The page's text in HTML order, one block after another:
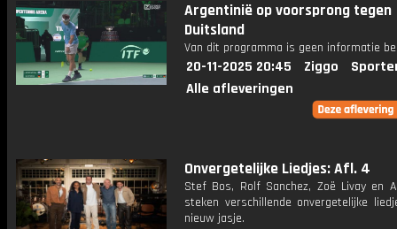
Argentinië op voorsprong tegen
Duitsland
Van dit programma is geen informatie
20-11-2025 20:45 Ziggo
Alle afleveringen
Onvergetelijke Liedjes: Afl. 4
Stef Bos, Rolf Sanchez, Zoë Livay en
steken verschillende onvergetelijke
nieuw jasje.